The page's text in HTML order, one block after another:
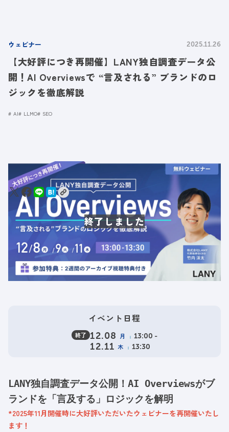
ウェビナー 2025.11.26
【大好評につき再開催】LANY独自調査データ公
開！AI Overviewsで “言及される” ブランドのロ
ジックを徹底解説
AI LLMO SEO
イベント日程
終了 12.08 月 13:00 -
12.11 木 13:30
LANY独自調査データ公開！AI Overviewsがブ
ランドを「言及する」ロジックを解明
*2025年11月開催時に大好評いただいたウェビナーを再開催いたし
ます！